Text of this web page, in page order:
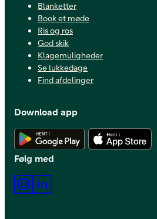
Blanketter
Book et møde
Ris og ros
God skik
Klagemuligheder
Se lukkedage
Find afdelinger
Download app
Hent Android app
Følg med
Instagram